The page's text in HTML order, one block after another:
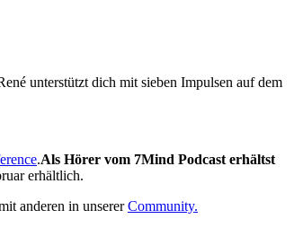
unterstützt dich mit sieben Impulsen auf dem
.Als Hörer vom 7Mind Podcast erhältst
erhältlich.
anderen in unsererCommunity.